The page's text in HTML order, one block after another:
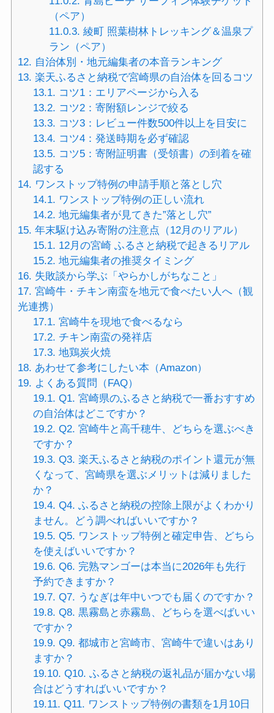
（ペア）
11.0.3. 綾町 照葉樹林トレッキング＆温泉プ
ラン（ペア）
12. 自治体別・地元編集者の本音ランキング
13. 楽天ふるさと納税で宮崎県の自治体を回るコツ
13.1. コツ1：エリアページから入る
13.2. コツ2：寄附額レンジで絞る
13.3. コツ3：レビュー件数500件以上を目安に
13.4. コツ4：発送時期を必ず確認
13.5. コツ5：寄附証明書（受領書）の到着を確
認する
14. ワンストップ特例の申請手順と落とし穴
14.1. ワンストップ特例の正しい流れ
14.2. 地元編集者が見てきた”落とし穴”
15. 年末駆け込み寄附の注意点（12月のリアル）
15.1. 12月の宮崎 ふるさと納税で起きるリアル
15.2. 地元編集者の推奨タイミング
16. 失敗談から学ぶ「やらかしがちなこと」
17. 宮崎牛・チキン南蛮を地元で食べたい人へ（観
光連携）
17.1. 宮崎牛を現地で食べるなら
17.2. チキン南蛮の発祥店
17.3. 地鶏炭火焼
18. あわせて参考にしたい本（Amazon）
19. よくある質問（FAQ）
19.1. Q1. 宮崎県のふるさと納税で一番おすすめ
の自治体はどこですか？
19.2. Q2. 宮崎牛と高千穂牛、どちらを選ぶべき
ですか？
19.3. Q3. 楽天ふるさと納税のポイント還元が無
くなって、宮崎県を選ぶメリットは減りました
か？
19.4. Q4. ふるさと納税の控除上限がよくわかり
ません。どう調べればいいですか？
19.5. Q5. ワンストップ特例と確定申告、どちら
を使えばいいですか？
19.6. Q6. 完熟マンゴーは本当に2026年も先行
予約できますか？
19.7. Q7. うなぎは年中いつでも届くのですか？
19.8. Q8. 黒霧島と赤霧島、どちらを選べばいい
ですか？
19.9. Q9. 都城市と宮崎市、宮崎牛で違いはあり
ますか？
19.10. Q10. ふるさと納税の返礼品が届かない場
合はどうすればいいですか？
19.11. Q11. ワンストップ特例の書類を1月10日